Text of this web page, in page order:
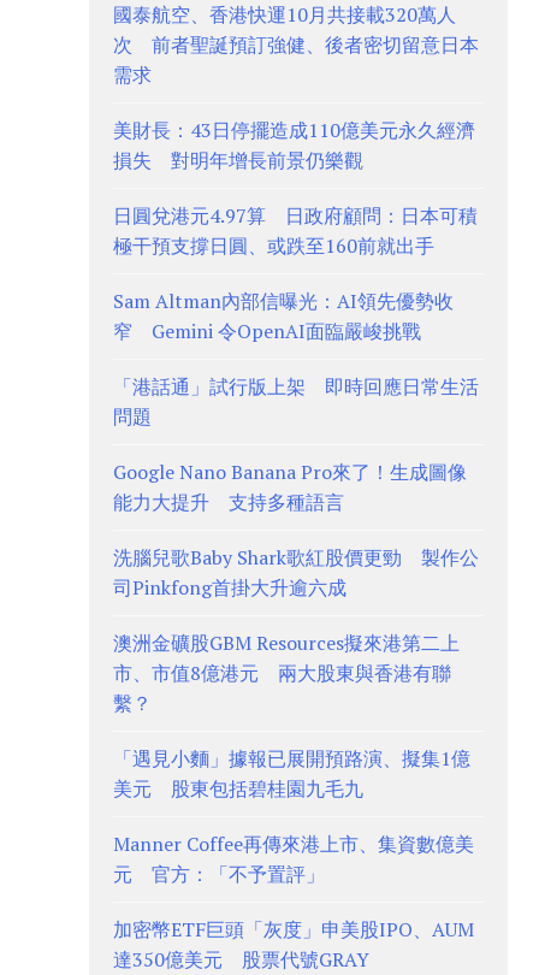
國泰航空、香港快運10月共接載320萬人
次 前者聖誕預訂強健、後者密切留意日本
需求
美財長：43日停擺造成110億美元永久經濟
損失 對明年增長前景仍樂觀
日圓兌港元4.97算 日政府顧問：日本可積
極干預支撐日圓、或跌至160前就出手
Sam Altman內部信曝光：AI領先優勢收
窄 Gemini 令OpenAI面臨嚴峻挑戰
「港話通」試行版上架 即時回應日常生活
問題
Google Nano Banana Pro來了！生成圖像
能力大提升 支持多種語言
洗腦兒歌Baby Shark歌紅股價更勁 製作公
司Pinkfong首掛大升逾六成
澳洲金礦股GBM Resources擬來港第二上
市、市值8億港元 兩大股東與香港有聯
繫？
「遇見小麵」據報已展開預路演、擬集1億
美元 股東包括碧桂園九毛九
Manner Coffee再傳來港上市、集資數億美
元 官方：「不予置評」
加密幣ETF巨頭「灰度」申美股IPO、AUM
達350億美元 股票代號GRAY